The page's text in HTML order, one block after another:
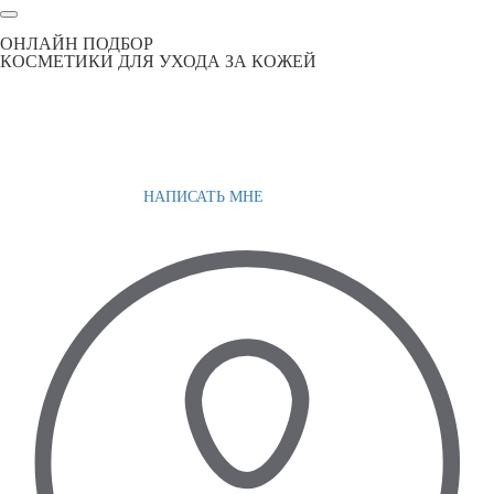
ОНЛАЙН ПОДБОР
КОСМЕТИКИ ДЛЯ УХОДА ЗА КОЖЕЙ
НАПИСАТЬ МНЕ